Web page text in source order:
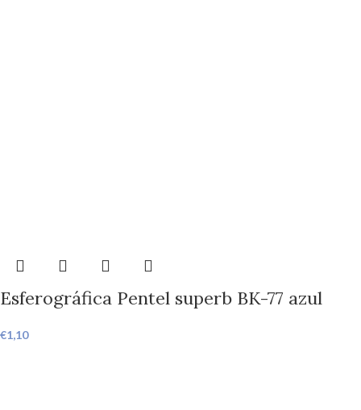
Esferográfica Pentel superb BK-77 azul
€1,10